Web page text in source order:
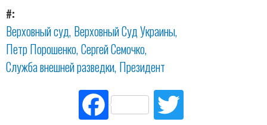
#
Верховный суд Верховный Суд Украины
Петр Порошенко Сергей Семочко
Служба внешней разведки Президент
Fac
ebo